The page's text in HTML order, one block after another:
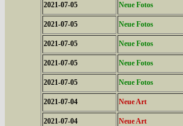
2021-07-05 Neue Fotos
2021-07-05 Neue Fotos
2021-07-05 Neue Fotos
2021-07-05 Neue Fotos
2021-07-05 Neue Fotos
2021-07-04 Neue Art
2021-07-04 Neue Art